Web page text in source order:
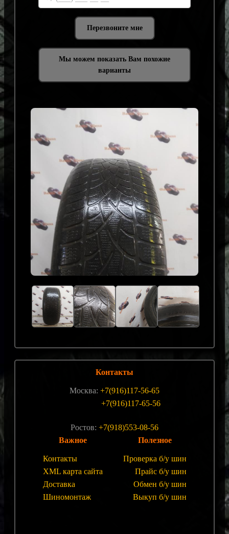
Мы можем показать Вам похожие
варианты
Контакты
Москва: +7(916)117-56-65
+7(916)117-65-56
Ростов: +7(918)553-08-56
Важное
Контакты
XML карта сайта
Доставка
Шиномонтаж
Полезное
Проверка б/у шин
Прайс б/у шин
Обмен б/у шин
Выкуп б/у шин